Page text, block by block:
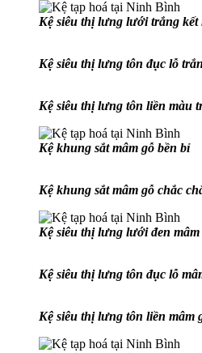
Kệ siêu thị lưng lưới trắng
Kệ siêu thị lưng tôn đục lỗ
Kệ siêu thị lưng tôn liền màu
Kệ khung sắt mâm gỗ bền bỉ
Kệ khung sắt mâm gỗ chắc
Kệ siêu thị lưng lưới đen
Kệ siêu thị lưng tôn đục lỗ
Kệ siêu thị lưng tôn liền mâm